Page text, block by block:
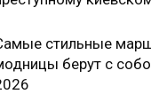
стильные
берут с